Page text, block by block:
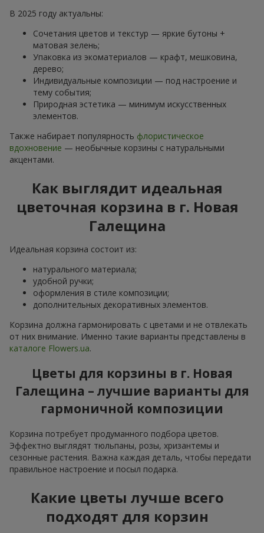
В 2025 году актуальны:
Сочетания цветов и текстур — яркие бутоны +
матовая зелень;
Упаковка из экоматериалов — крафт, мешковина,
дерево;
Индивидуальные композиции — под настроение и
тему события;
Природная эстетика — минимум искусственных
элементов.
Также набирает популярность флористическое
вдохновение — необычные корзины с натуральными
акцентами.
Как выглядит идеальная
цветочная корзина в г. Новая
Галещина
Идеальная корзина состоит из:
натурального материала;
удобной ручки;
оформления в стиле композиции;
дополнительных декоративных элементов.
Корзина должна гармонировать с цветами и не отвлекать
от них внимание. Именно такие варианты представлены в
каталоге Flowers.ua.
Цветы для корзины в г. Новая
Галещина – лучшие варианты для
гармоничной композиции
Корзина потребует продуманного подбора цветов.
Эффектно выглядят тюльпаны, розы, хризантемы и
сезонные растения. Важна каждая деталь, чтобы передати
правильное настроение и посыл подарка.
Какие цветы лучше всего
подходят для корзин